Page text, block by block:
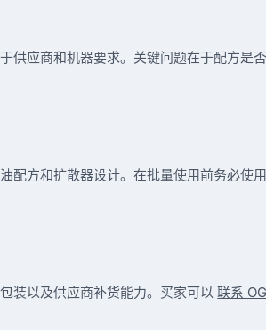
供应商和机器要求。关键问题在于配方是
配方和扩散器设计。在批量使用前务必使
装以及供应商补货能力。买家可以联系